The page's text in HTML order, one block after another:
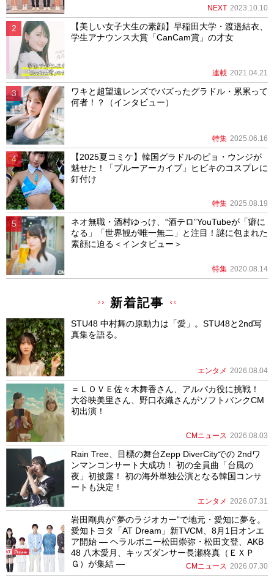
NEXT 2023.10.10
【美しい女子大生の素顔】早稲田大学・渡邉結衣、
学生アナウンス大賞「CanCam賞」の才女
連載 2021.04.21
ワキと超望遠レンズでバズったグラドル・累累って
何者！？（インタビュー）
特集 2025.06.16
【2025夏コミケ】韓国グラドルのピョ・ウンジが
魅せた！「ブルーアーカイブ」ヒビキのコスプレに
釘付け
特集 2025.08.19
ネオ無職・酒村ゆっけ、“酒テロ”YouTubeが「癖に
なる」「世界観が唯一無二」と注目！謎に包まれた
素顔に迫る＜インタビュー＞
特集 2020.08.14
新着記事
STU48 中村舞の原動力は「愛」。STU48と2nd写
真集を語る。
エンタメ 2026.08.04
＝ＬＯＶＥ佐々木舞香さん、アルパカ役に挑戦！
大谷映美里さん、野口衣織さんがソフトバンクCM
初出演！
CMニュース 2026.08.03
Rain Tree、目標の舞台Zepp DiverCityでの 2ndワ
ンマンコンサート大成功！ 初の全員曲「台風の
夜」初披露！ 初の海外単独公演となる韓国コンサ
ートも決定！
エンタメ 2026.07.31
岩田剛典が”夢のラジオカー”で地元・愛知に夢を。
愛知トヨタ「AT Dream」新TVCM、8月1日オンエ
ア開始 ― ヘラルボニー松田崇弥・松田文登、AKB
48 八木愛月、キッズダンサー長瀬柊真（ＥＸＰ
Ｇ）が集結 ―
CMニュース 2026.07.30